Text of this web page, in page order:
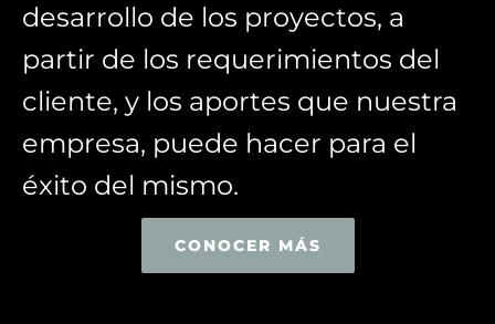
desarrollo de los proyectos, a
partir de los requerimientos del
cliente, y los aportes que nuestra
empresa, puede hacer para el
éxito del mismo.
CONOCER MÁS